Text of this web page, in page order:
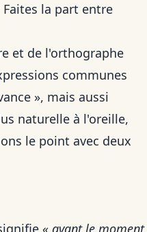
Faites la part entre
et de l'orthographe
communes
», mais aussi
naturelle à l'oreille,
le point avec deux
« avant le moment